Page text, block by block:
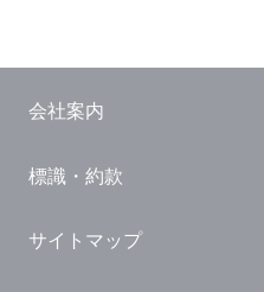
国内観光ガイド
旅行・観光情報
会社案内
標識・約款
サイトマップ